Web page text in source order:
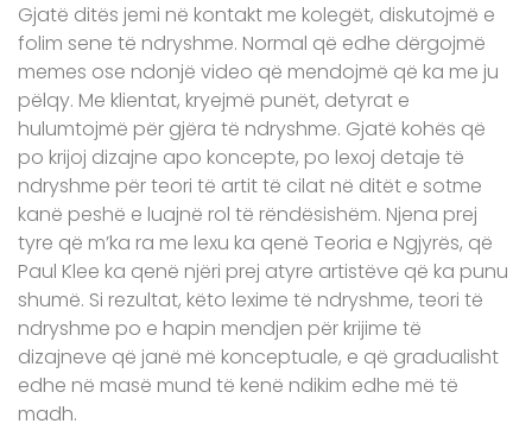
Gjatë ditës jemi në kontakt me kolegët, diskutojmë e
folim sene të ndryshme. Normal që edhe dërgojmë
memes ose ndonjë video që mendojmë që ka me ju
pëlqy. Me klientat, kryejmë punët, detyrat e
hulumtojmë për gjëra të ndryshme. Gjatë kohës që
po krijoj dizajne apo koncepte, po lexoj detaje të
ndryshme për teori të artit të cilat në ditët e sotme
kanë peshë e luajnë rol të rëndësishëm. Njena prej
tyre që m’ka ra me lexu ka qenë Teoria e Ngjyrës, që
Paul Klee ka qenë njëri prej atyre artistëve që ka punu
shumë. Si rezultat, këto lexime të ndryshme, teori të
ndryshme po e hapin mendjen për krijime të
dizajneve që janë më konceptuale, e që gradualisht
edhe në masë mund të kenë ndikim edhe më të
madh.